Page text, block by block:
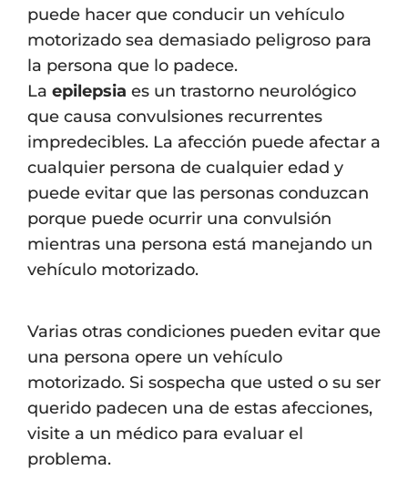
puede hacer que conducir un vehículo
motorizado sea demasiado peligroso para
la persona que lo padece.
La epilepsia es un trastorno neurológico
que causa convulsiones recurrentes
impredecibles. La afección puede afectar a
cualquier persona de cualquier edad y
puede evitar que las personas conduzcan
porque puede ocurrir una convulsión
mientras una persona está manejando un
vehículo motorizado.
Varias otras condiciones pueden evitar que
una persona opere un vehículo
motorizado. Si sospecha que usted o su ser
querido padecen una de estas afecciones,
visite a un médico para evaluar el
problema.